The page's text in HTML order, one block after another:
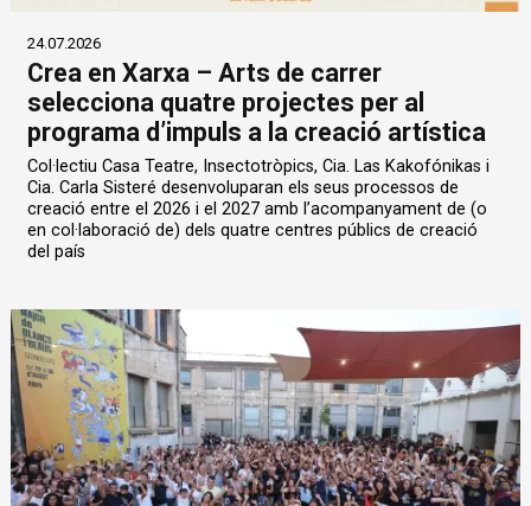
24.07.2026
Crea en Xarxa – Arts de carrer
selecciona quatre projectes per al
programa d’impuls a la creació artística
Col·lectiu Casa Teatre, Insectotròpics, Cia. Las Kakofónikas i
Cia. Carla Sisteré desenvoluparan els seus processos de
creació entre el 2026 i el 2027 amb l’acompanyament de (o
en col·laboració de) dels quatre centres públics de creació
del país